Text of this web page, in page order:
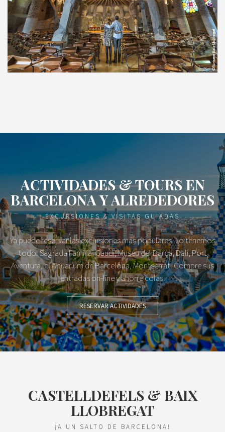
ACTIVIDADES & TOURS EN
BARCELONA Y ALREDEDORES
EXCURSIONES & VISITAS GUIADAS
Ya puede reservar las excursiones más populares. Lo tenemos
todo: Sagrada Familia, Gaudí, Museu del Barça, Dalí, Port
Aventura, el Aquarium de Barcelona, Montserrat. Compre sus
entradas on-line y ahorre colas.
RESERVAR ACTIVIDADES
CASTELLDEFELS & BAIX
LLOBREGAT
¡A UN SALTO DE BARCELONA!